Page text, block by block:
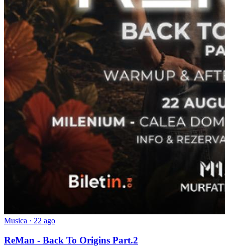
Musica · 22 ago
ReMan - Back To Origins Part.2